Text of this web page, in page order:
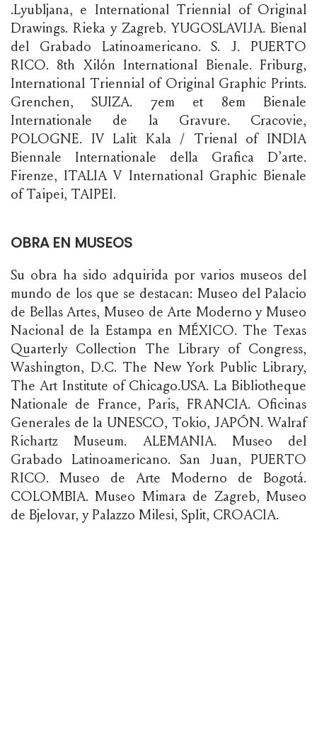
.Lyubljana, e International Triennial of Original
Drawings. Rieka y Zagreb. YUGOSLAVIJA. Bienal
del Grabado Latinoamericano. S. J. PUERTO
RICO. 8th Xilón International Bienale. Friburg,
International Triennial of Original Graphic Prints.
Grenchen, SUIZA. 7em et 8em Bienale
Internationale de la Gravure. Cracovie,
POLOGNE. IV Lalit Kala / Trienal of INDIA
Biennale Internationale della Grafica D’arte.
Firenze, ITALIA V International Graphic Bienale
of Taipei, TAIPEI.
OBRA EN MUSEOS
Su obra ha sido adquirida por varios museos del
mundo de los que se destacan: Museo del Palacio
de Bellas Artes, Museo de Arte Moderno y Museo
Nacional de la Estampa en MÉXICO. The Texas
Quarterly Collection The Library of Congress,
Washington, D.C. The New York Public Library,
The Art Institute of Chicago.USA. La Bibliotheque
Nationale de France, Paris, FRANCIA. Oficinas
Generales de la UNESCO, Tokio, JAPÓN. Walraf
Richartz Museum. ALEMANIA. Museo del
Grabado Latinoamericano. San Juan, PUERTO
RICO. Museo de Arte Moderno de Bogotá.
COLOMBIA. Museo Mimara de Zagreb, Museo
de Bjelovar, y Palazzo Milesi, Split, CROACIA.